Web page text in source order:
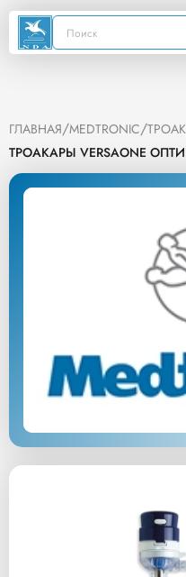
ГЛАВНАЯ/MEDTRONIC/
ТРОАКАРЫ VERSAONE